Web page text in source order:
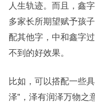
人生轨迹。而且，鑫
多家长所期望赋予孩
配其他字，中和鑫字
不到的好效果。
比如，可以搭配一些
泽”，泽有润泽万物之